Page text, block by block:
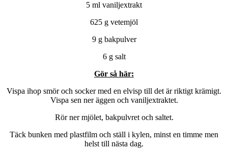
5 ml vaniljextrakt
625 g vetemjöl
9 g bakpulver
6 g salt
Gör så här:
Vispa ihop smör och socker med en elvisp till det är riktigt krämigt.
Vispa sen ner äggen och vaniljextraktet.
Rör ner mjölet, bakpulvret och saltet.
Täck bunken med plastfilm och ställ i kylen, minst en timme men
helst till nästa dag.